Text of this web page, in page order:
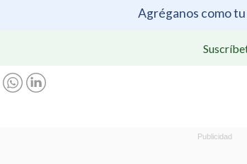
Agréganos como